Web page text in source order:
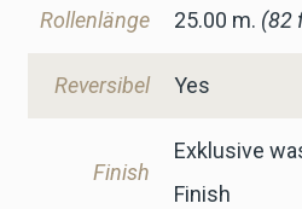
Rollenlänge 25.00 m. (82
Reversibel Yes
Finish
Exklusive
Finish